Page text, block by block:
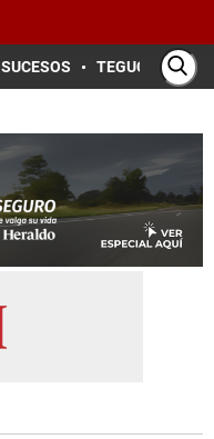
SUCESOS TEGUCIGALPA